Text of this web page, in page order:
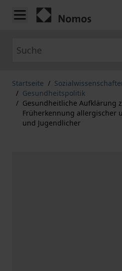
Zum Inhalt springen
Startseite /
/ Gesundheitspolitik
/ Gesundheitliche Aufklärung
Früherkennung allergischer
und Jugendlicher